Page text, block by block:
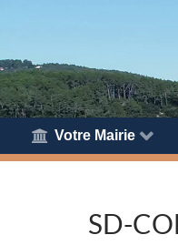
Votre Mairie
SD-